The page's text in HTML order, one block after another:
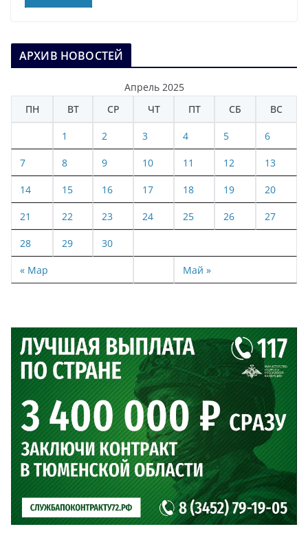
АРХИВ НОВОСТЕЙ
Апрель 2025
ПН
ВТ СР ЧТ ПТ СБ ВС
« Мар Май »
1 2 3 4 5 6
7 8 9 10 11 12 13
14 15 16 17 18 19 20
21 22 23 24 25 26 27
28 29 30